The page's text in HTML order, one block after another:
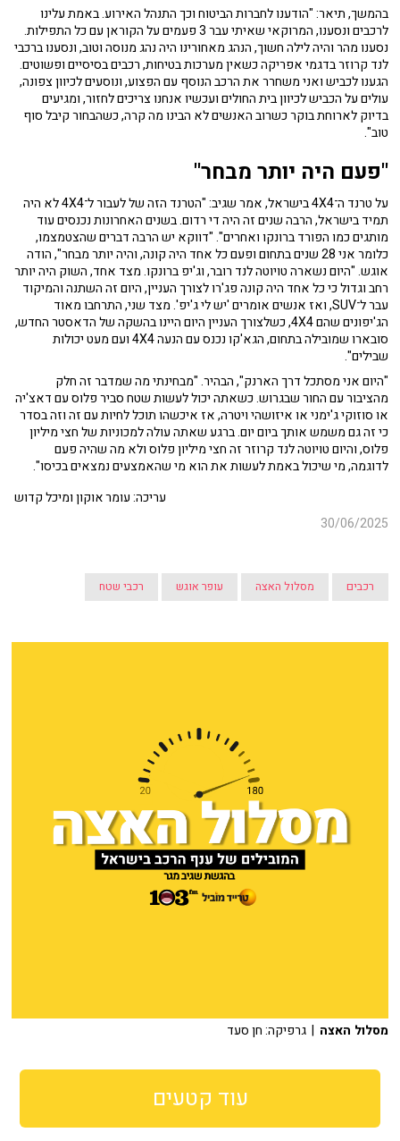
בהמשך, תיאר: "הודענו לחברות הביטוח וכך התנהל האירוע. באמת עלינו
לרכבים ונסענו, המרוקאי שאיתי עבר 3 פעמים על הקוראן עם כל התפילות.
נסענו מהר והיה לילה חשוך, הנהג מאחורינו היה נהג מנוסה וטוב, ונסענו ברכבי
לנד קרוזר בדגמי אפריקה כשאין מערכות בטיחות, רכבים בסיסיים ופשוטים.
הגענו לכביש ואני משחרר את הרכב הנוסף עם הפצוע, ונוסעים לכיוון צפונה,
עולים על הכביש לכיוון בית החולים ועכשיו אנחנו צריכים לחזור, ומגיעים
בדיוק לארוחת בוקר כשרוב האנשים לא הבינו מה קרה, כשהבחור קיבל סוף
טוב".
"פעם היה יותר מבחר"
על טרנד ה־4X4 בישראל, אמר שגיב: "הטרנד הזה של לעבור ל־4X4 לא היה
תמיד בישראל, הרבה שנים זה היה די רדום. בשנים האחרונות נכנסים עוד
מותגים כמו הפורד ברונקו ואחרים". "דווקא יש הרבה דברים שהצטמצמו,
כלומר אני 28 שנים בתחום ופעם כל אחד היה קונה, והיה יותר מבחר", הודה
אוגש. "היום נשארה טויוטה לנד רובר, וג'יפ ברונקו. מצד אחד, השוק היה יותר
רחב וגדול כי כל אחד היה קונה פג'רו לצורך העניין, היום זה השתנה והמיקוד
עבר ל־SUV, ואז אנשים אומרים 'יש לי ג'יפ'. מצד שני, התרחבו מאוד
הג'יפונים שהם 4X4, כשלצורך העניין היום היינו בהשקה של הדאסטר החדש,
סובארו שמובילה בתחום, הגא'קו נכנס עם הנעה 4X4 ועם מעט יכולות
שבילים".
"היום אני מסתכל דרך הארנק", הבהיר. "מבחינתי מה שמדבר זה חלק
מהציבור עם החור שבגרוש. כשאתה יכול לעשות שטח סביר פלוס עם דאצ'יה
או סוזוקי ג'ימני או איזושהי ויטרה, אז איכשהו תוכל לחיות עם זה וזה בסדר
כי זה גם משמש אותך ביום יום. ברגע שאתה עולה למכוניות של חצי מיליון
פלוס, והיום טויוטה לנד קרוזר זה חצי מיליון פלוס ולא מה שהיה פעם
לדוגמה, מי שיכול באמת לעשות את הוא מי שהאמצעים נמצאים בכיסו".
עריכה: עומר אוקון ומיכל קדוש
30/06/2025
רכבים מסלול האצה עופר אוגש רכבי שטח
מסלול האצה | גרפיקה: חן סעד
עוד קטעים